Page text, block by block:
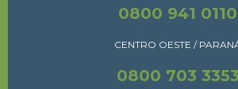
0800 941 0110
CENTRO OESTE /
0800 703 3353